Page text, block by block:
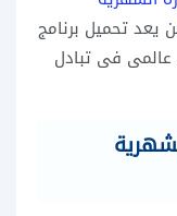
يعد تحميل برنامج
عالمى فى تبادل